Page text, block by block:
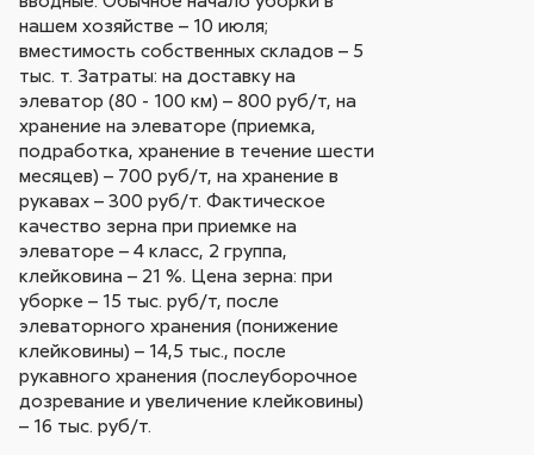
нашем хозяйстве – 10 июля;
вместимость собственных складов – 5
тыс. т. Затраты: на доставку на
элеватор (80 - 100 км) – 800 руб/т, на
хранение на элеваторе (приемка,
подработка, хранение в течение шести
месяцев) – 700 руб/т, на хранение в
рукавах – 300 руб/т. Фактическое
качество зерна при приемке на
элеваторе – 4 класс, 2 группа,
клейковина – 21 %. Цена зерна: при
уборке – 15 тыс. руб/т, после
элеваторного хранения (понижение
клейковины) – 14,5 тыс., после
рукавного хранения (послеуборочное
дозревание и увеличение клейковины)
– 16 тыс. руб/т.